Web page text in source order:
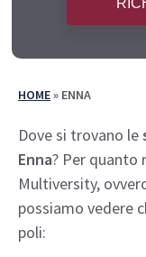
HOME» ENNA
Dove si trovano le
Enna? Per quanto
Multiversity,
possiamo vedere
poli: